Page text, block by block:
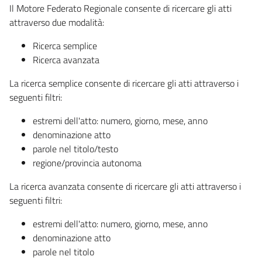
Il Motore Federato Regionale consente di ricercare gli atti
attraverso due modalità:
Ricerca semplice
Ricerca avanzata
La ricerca semplice consente di ricercare gli atti attraverso i
seguenti filtri:
estremi dell'atto: numero, giorno, mese, anno
denominazione atto
parole nel titolo/testo
regione/provincia autonoma
La ricerca avanzata consente di ricercare gli atti attraverso i
seguenti filtri:
estremi dell'atto: numero, giorno, mese, anno
denominazione atto
parole nel titolo